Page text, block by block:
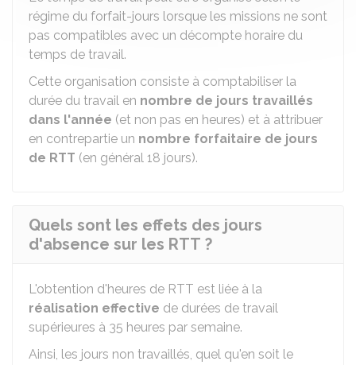
régime du forfait-jours lorsque les missions ne sont
pas compatibles avec un décompte horaire du
temps de travail.
Cette organisation consiste à comptabiliser la
durée du travail en nombre de jours travaillés
dans l'année (et non pas en heures) et à attribuer
en contrepartie un nombre forfaitaire de jours
de RTT (en général 18 jours).
Quels sont les effets des jours
d'absence sur les RTT ?
L'obtention d'heures de RTT est liée à la
réalisation effective de durées de travail
supérieures à 35 heures par semaine.
Ainsi, les jours non travaillés, quel qu'en soit le